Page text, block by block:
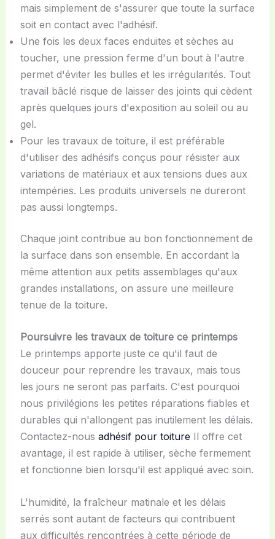
mais simplement de s'assurer que toute la surface
soit en contact avec l'adhésif.
Une fois les deux faces enduites et sèches au
toucher, une pression ferme d'un bout à l'autre
permet d'éviter les bulles et les irrégularités. Tout
travail bâclé risque de laisser des joints qui cèdent
après quelques jours d'exposition au soleil ou au
gel.
Pour les travaux de toiture, il est préférable
d'utiliser des adhésifs conçus pour résister aux
variations de matériaux et aux tensions dues aux
intempéries. Les produits universels ne dureront
pas aussi longtemps.
Chaque joint contribue au bon fonctionnement de
la surface dans son ensemble. En accordant la
même attention aux petits assemblages qu'aux
grandes installations, on assure une meilleure
tenue de la toiture.
Poursuivre les travaux de toiture ce printemps
Le printemps apporte juste ce qu'il faut de
douceur pour reprendre les travaux, mais tous
les jours ne seront pas parfaits. C'est pourquoi
nous privilégions les petites réparations fiables et
durables qui n'allongent pas inutilement les délais.
Contactez-nous adhésif pour toiture Il offre cet
avantage, il est rapide à utiliser, sèche fermement
et fonctionne bien lorsqu'il est appliqué avec soin.
L'humidité, la fraîcheur matinale et les délais
serrés sont autant de facteurs qui contribuent
aux difficultés rencontrées à cette période de